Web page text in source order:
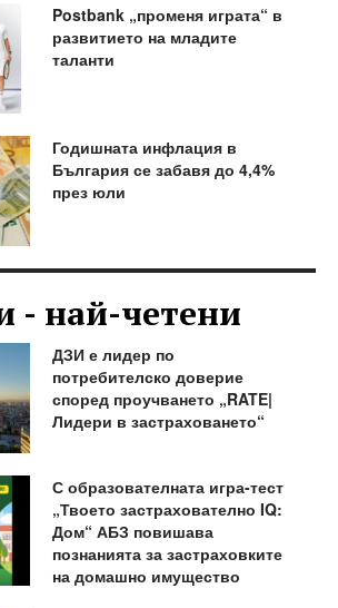
Postbank „променя играта“ в
развитието на младите
таланти
Годишната инфлация в
България се забавя до 4,4%
през юли
- най-четени
ДЗИ е лидер по
потребителско доверие
според проучването „RATE|
Лидери в застраховането“
С образователната игра-тест
„Твоето застрахователно IQ:
Дом“ АБЗ повишава
познанията за застраховките
на домашно имущество